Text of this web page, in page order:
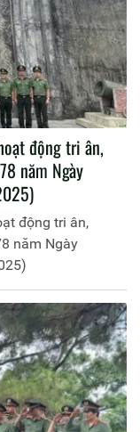
động tri ân,
năm Ngày
động tri ân,
năm Ngày